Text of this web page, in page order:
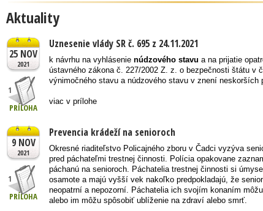
Aktuality
25 NOV
2021
1
PRÍLOHA
Uznesenie vlády SR č. 695 z 24.11.2021
k návrhu na vyhlásenie núdzového stavu a na prijatie
ústavného zákona č. 227/2002 Z. z. o bezpečnosti štátu v
výnimočného stavu a núdzového stavu v znení neskorších
viac v prílohe
9 NOV
2021
1
PRÍLOHA
Prevencia krádeží na senioroch
Okresné riaditeľstvo Policajného zboru v Čadci vyzýva
pred páchateľmi trestnej činnosti. Polícia opakovane
páchanú na senioroch. Páchatelia trestnej činnosti si
osamote a majú vyšší vek nakoľko predpokladajú, že
neopatrní a nepozorní. Páchatelia ich svojím konaním
alebo im môžu spôsobiť ublíženie na zdraví alebo smrť.